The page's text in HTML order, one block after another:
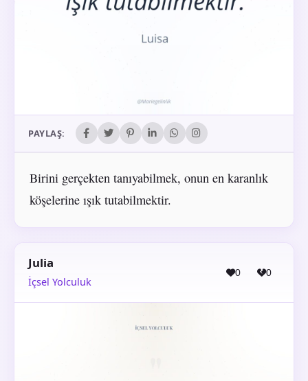
PAYLAŞ:
Birini gerçekten tanıyabilmek, onun en karanlık
köşelerine ışık tutabilmektir.
Julia
İçsel Yolculuk
0 0